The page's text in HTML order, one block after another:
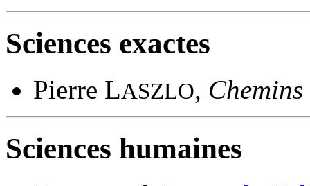
Sciences exactes
Pierre LASZLO,
Sciences humaines